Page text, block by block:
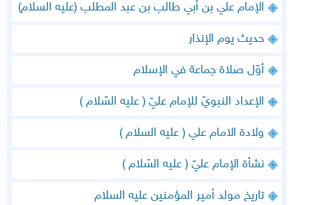
الإمام علي بن أبي طالب بن عبد المطلب (عليه السلام)
حديث يوم الإنذار
أوّل صلاة جماعة في الإسلام
الإعداد النبويّ للإمام عليّ ( عليه السّلام )
ولادة الامام علي ( عليه السلام )
نشأة الإمام عليّ ( عليه السّلام )
تاريخ مولد أمير المؤمنين عليه السلام